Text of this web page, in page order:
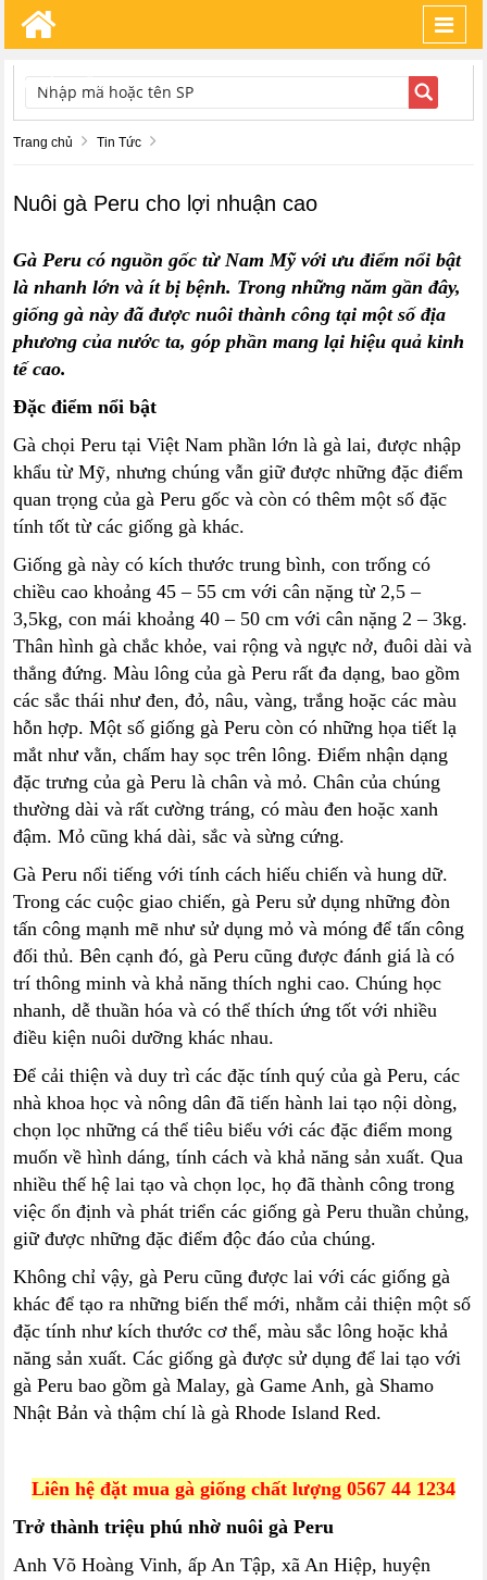
TÌM KIẾM
Trang chủ Tin Tức
Nuôi gà Peru cho lợi nhuận cao
Gà Peru có nguồn gốc từ Nam Mỹ với ưu điểm nổi bật
là nhanh lớn và ít bị bệnh. Trong những năm gần đây,
giống gà này đã được nuôi thành công tại một số địa
phương của nước ta, góp phần mang lại hiệu quả kinh
tế cao.
Đặc điểm nổi bật
Gà chọi Peru tại Việt Nam phần lớn là gà lai, được nhập
khẩu từ Mỹ, nhưng chúng vẫn giữ được những đặc điểm
quan trọng của gà Peru gốc và còn có thêm một số đặc
tính tốt từ các giống gà khác.
Giống gà này có kích thước trung bình, con trống có
chiều cao khoảng 45 – 55 cm với cân nặng từ 2,5 –
3,5kg, con mái khoảng 40 – 50 cm với cân nặng 2 – 3kg.
Thân hình gà chắc khỏe, vai rộng và ngực nở, đuôi dài và
thẳng đứng. Màu lông của gà Peru rất đa dạng, bao gồm
các sắc thái như đen, đỏ, nâu, vàng, trắng hoặc các màu
hỗn hợp. Một số giống gà Peru còn có những họa tiết lạ
mắt như vằn, chấm hay sọc trên lông. Điểm nhận dạng
đặc trưng của gà Peru là chân và mỏ. Chân của chúng
thường dài và rất cường tráng, có màu đen hoặc xanh
đậm. Mỏ cũng khá dài, sắc và sừng cứng.
Gà Peru nổi tiếng với tính cách hiếu chiến và hung dữ.
Trong các cuộc giao chiến, gà Peru sử dụng những đòn
tấn công mạnh mẽ như sử dụng mỏ và móng để tấn công
đối thủ. Bên cạnh đó, gà Peru cũng được đánh giá là có
trí thông minh và khả năng thích nghi cao. Chúng học
nhanh, dễ thuần hóa và có thể thích ứng tốt với nhiều
điều kiện nuôi dưỡng khác nhau.
Để cải thiện và duy trì các đặc tính quý của gà Peru, các
nhà khoa học và nông dân đã tiến hành lai tạo nội dòng,
chọn lọc những cá thể tiêu biểu với các đặc điểm mong
muốn về hình dáng, tính cách và khả năng sản xuất. Qua
nhiều thế hệ lai tạo và chọn lọc, họ đã thành công trong
việc ổn định và phát triển các giống gà Peru thuần chủng,
giữ được những đặc điểm độc đáo của chúng.
Không chỉ vậy, gà Peru cũng được lai với các giống gà
khác để tạo ra những biến thể mới, nhằm cải thiện một số
đặc tính như kích thước cơ thể, màu sắc lông hoặc khả
năng sản xuất. Các giống gà được sử dụng để lai tạo với
gà Peru bao gồm gà Malay, gà Game Anh, gà Shamo
Nhật Bản và thậm chí là gà Rhode Island Red.
Liên hệ đặt mua gà giống chất lượng 0567 44 1234
Trở thành triệu phú nhờ nuôi gà Peru
Anh Võ Hoàng Vinh, ấp An Tập, xã An Hiệp, huyện